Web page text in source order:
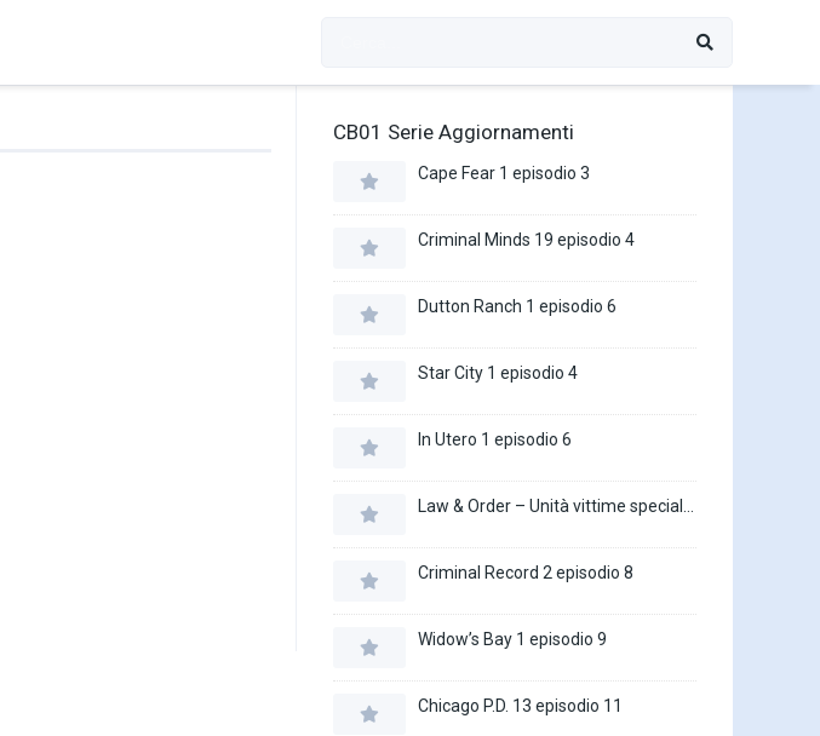
CB01 Serie Aggiornamenti
Cape Fear 1 episodio 3
Criminal Minds 19 episodio 4
Dutton Ranch 1 episodio 6
Star City 1 episodio 4
In Utero 1 episodio 6
Criminal Record 2 episodio 8
Widow’s Bay 1 episodio 9
Chicago P.D. 13 episodio 11